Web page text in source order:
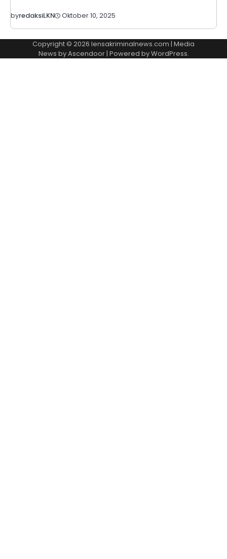
byredaksiLKN Oktober 10, 2025
Copyright © 2026 lensakriminalnews.com | Media
News byAscendoor| Powered byWordPress.